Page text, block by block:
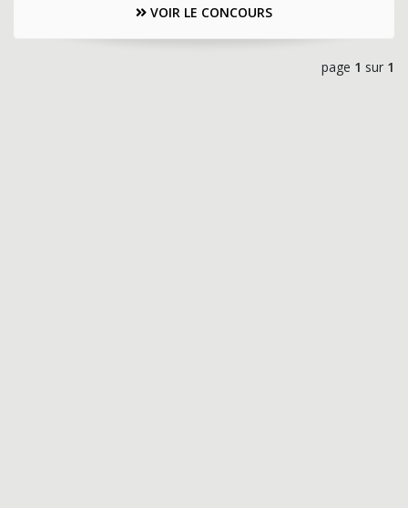
VOIR LE CONCOURS
page 1 sur 1